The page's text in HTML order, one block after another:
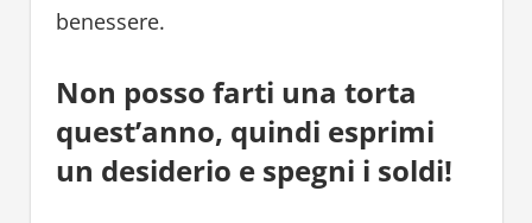
benessere.
Non posso farti una torta
quest’anno, quindi esprimi
un desiderio e spegni i soldi!